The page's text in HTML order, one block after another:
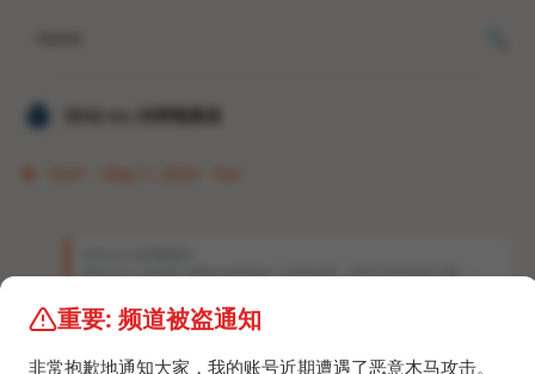
𝐙𝐆𝐐 ɪɴᴄ.的唠嗑频道
@Durov_s_Mother @DurovMother 之前抢注的，现在不知道用来干嘛。（
https://t.me/DurovMother/3
找到用途了。
重要: 频道被盗通知
非常抱歉地通知大家，我的账号近期遭遇了恶意木马攻击。